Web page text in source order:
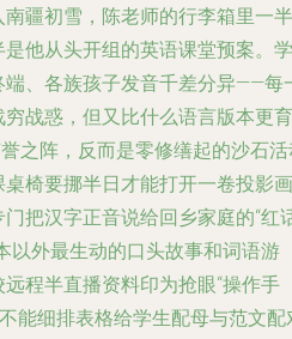
疆初雪，陈老师的行李箱里一半
他从头开组的英语课堂预案。学
、各族孩子发音千差分异——每
战惑，但又比什么语言版本更育
之阵，反而是零修缮起的沙石
椅要挪半日才能打开一卷投影画
把汉字正音说给回乡家庭的“红
以外最生动的口头故事和词语游
程半直播资料印为抢眼“操作手
能细排表格给学生配母与范文配